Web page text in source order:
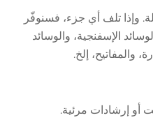
وإذا تلف أي جزء، فسنوفّر
الإسفنجية، والوسائد
والمفاتيح، إلخ.
أو إرشادات مرئية.